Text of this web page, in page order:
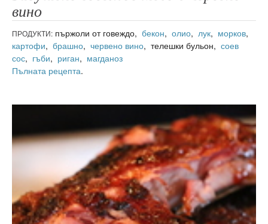
вино
ПРОДУКТИ: пържоли от говеждо, бекон, олио, лук, морков,
картофи, брашно, червено вино, телешки бульон, соев
сос, гъби, риган, магданоз
Пълната рецепта.